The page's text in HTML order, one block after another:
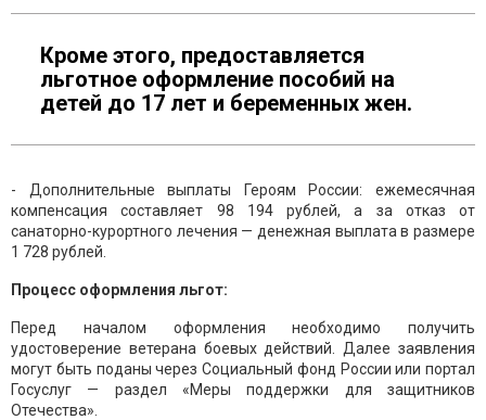
Кроме этого, предоставляется
льготное оформление пособий на
детей до 17 лет и беременных жен.
- Дополнительные выплаты Героям России: ежемесячная
компенсация составляет 98 194 рублей, а за отказ от
санаторно-курортного лечения — денежная выплата в размере
1 728 рублей.
Процесс оформления льгот:
Перед началом оформления необходимо получить
удостоверение ветерана боевых действий. Далее заявления
могут быть поданы через Социальный фонд России или портал
Госуслуг — раздел «Меры поддержки для защитников
Отечества».